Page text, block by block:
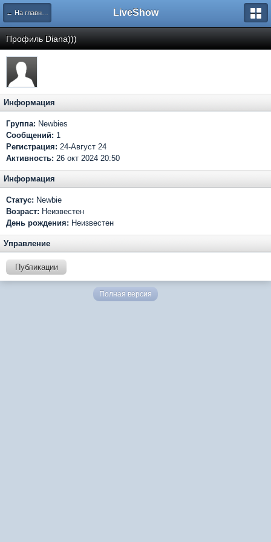
← На главную LiveShow
Профиль Diana)))
Информация
Группа: Newbies
Сообщений: 1
Регистрация: 24-Август 24
Активность: 26 окт 2024 20:50
Информация
Статус: Newbie
Возраст: Неизвестен
День рождения: Неизвестен
Управление
Публикации
Полная версия